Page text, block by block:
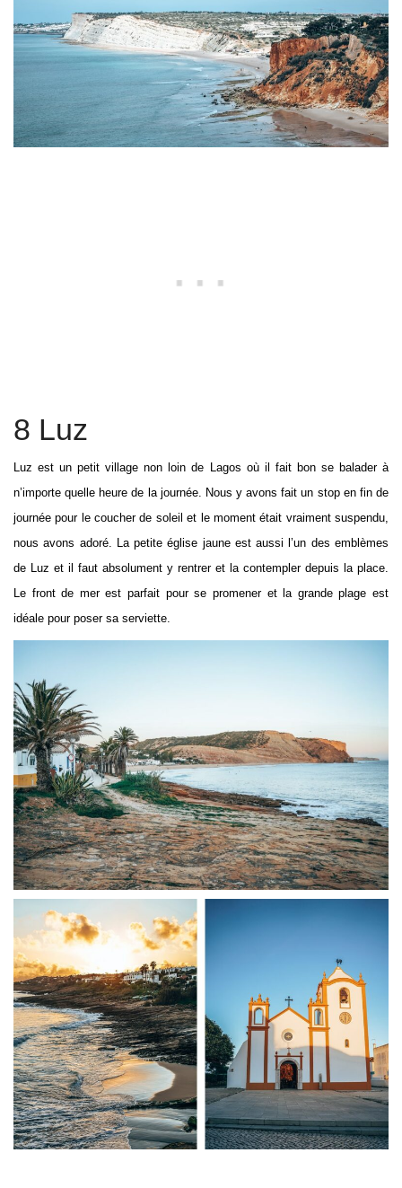
8 Luz
Luz est un petit village non loin de Lagos où il fait bon se balader à
n’importe quelle heure de la journée. Nous y avons fait un stop en fin de
journée pour le coucher de soleil et le moment était vraiment suspendu,
nous avons adoré. La petite église jaune est aussi l’un des emblèmes
de Luz et il faut absolument y rentrer et la contempler depuis la place.
Le front de mer est parfait pour se promener et la grande plage est
idéale pour poser sa serviette.